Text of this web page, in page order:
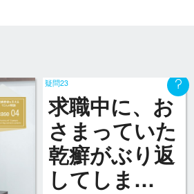
疑問23
求職中に、お
さまっていた
乾癬がぶり返
してしま…